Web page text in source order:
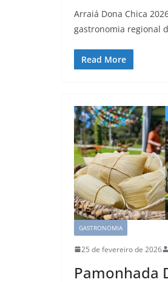
Arraiá Dona Chica
gastronomia regional
Read More
GASTRONOMIA
25 de fevereiro de 2026
Pamonhada